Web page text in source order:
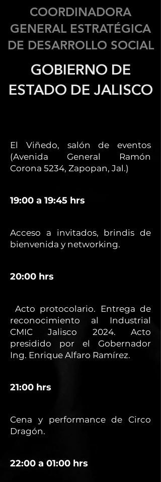
COORDINADORA
GENERAL ESTRATÉGICA
DE DESARROLLO SOCIAL
GOBIERNO DE
ESTADO DE JALISCO
El Viñedo, salón de eventos
(Avenida General Ramón
Corona 5234, Zapopan, Jal.)
19:00 a 19:45 hrs
Acceso a invitados, brindis de
bienvenida y networking.
20:00 hrs
Acto protocolario. Entrega de
reconocimiento al Industrial
CMIC Jalisco 2024. Acto
presidido por el Gobernador
Ing. Enrique Alfaro Ramírez.
21:00 hrs
Cena y performance de Circo
Dragón.
22:00 a 01:00 hrs